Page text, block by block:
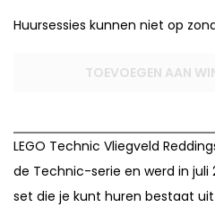
Huursessies kunnen niet op
TOEVOEGEN AAN
LEGO Technic Vliegveld
de Technic-serie en werd in juli
set die je kunt huren bestaat